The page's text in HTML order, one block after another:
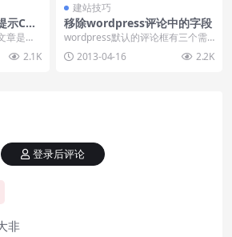
Coo
章是
2.1K
建站技巧
移除wordpress评论中的字段
wordpress默认的评论框有三个需
要输入的字段：评论者名称、邮箱
和站点，移除...
2013-04-16 2.2K
登录后评论
非